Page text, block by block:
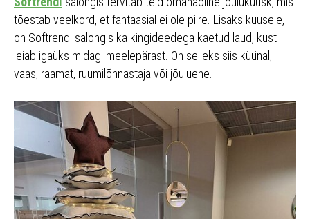
tõestab veelkord, et fantaasial ei ole piire. Lisaks kuusele,
on Softrendi salongis ka kingideedega kaetud laud, kust
leiab igaüks midagi meelepärast. On selleks siis küünal,
vaas, raamat, ruumilõhnastaja või jõuluehe.